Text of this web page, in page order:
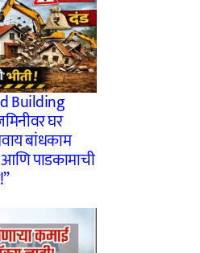
Building
घर
बांधकाम
पाडकामाची